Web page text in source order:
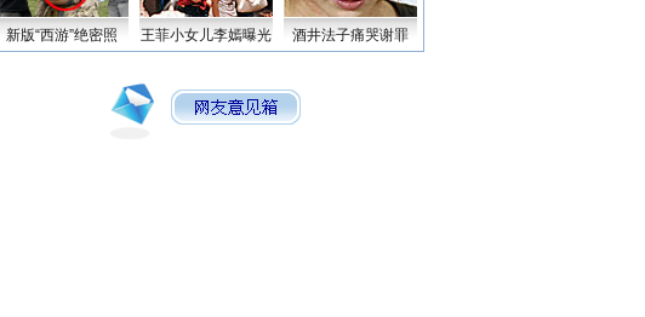
新版“西游”绝密照 王菲小女儿李嫣曝光 酒井法子痛哭谢罪